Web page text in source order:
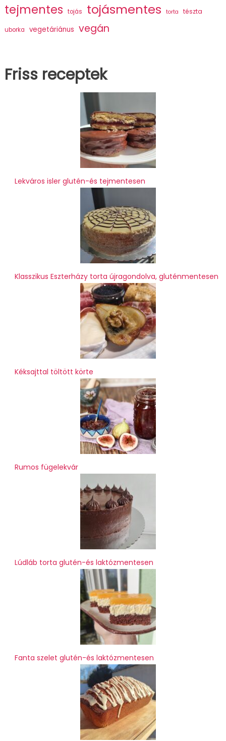
tejmentes tojás tojásmentes torta tészta
uborka vegetáriánus vegán
Friss receptek
Lekváros isler glutén-és tejmentesen
Klasszikus Eszterházy torta újragondolva, gluténmentesen
Kéksajttal töltött körte
Rumos fügelekvár
Lúdláb torta glutén-és laktózmentesen
Fanta szelet glutén-és laktózmentesen